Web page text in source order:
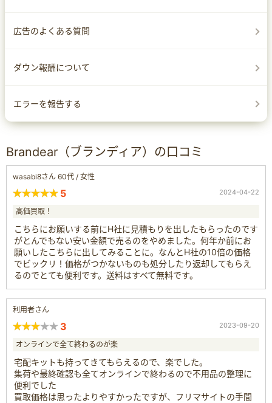
広告のよくある質問
ダウン報酬について
エラーを報告する
Brandear（ブランディア）の口コミ
wasabi8さん 60代 / 女性
5 2024-04-22
高価買取！
こちらにお願いする前にH社に見積もりを出したもらったのです
がとんでもない安い金額で売るのをやめました。何年か前にお
願いしたこちらに出してみることに。なんとH社の10倍の価格
でビックリ！価格がつかないものも処分したり返却してもらえ
るのでとても便利です。送料はすべて無料です。
利用者さん
3 2023-09-20
オンラインで全て終わるのが楽
宅配キットも持ってきてもらえるので、楽でした。
集荷や最終確認も全てオンラインで終わるので不用品の整理に
便利でした
買取価格は思ったよりやすかったですが、フリマサイトの手間